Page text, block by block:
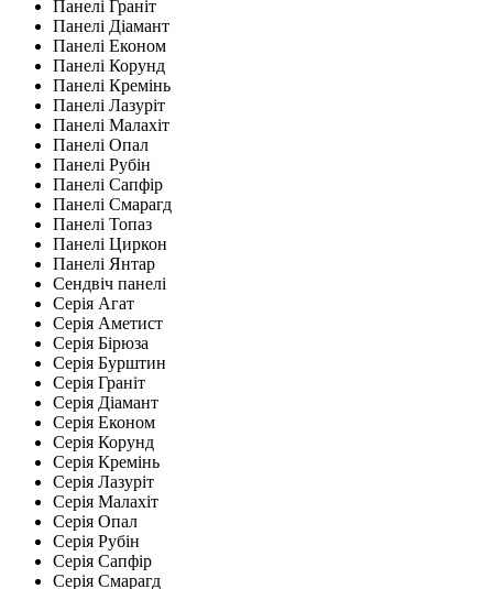
Панелі Граніт
Панелі Діамант
Панелі Економ
Панелі Корунд
Панелі Кремінь
Панелі Лазуріт
Панелі Малахіт
Панелі Опал
Панелі Рубін
Панелі Сапфір
Панелі Смарагд
Панелі Топаз
Панелі Циркон
Панелі Янтар
Сендвіч панелі
Серія Агат
Серія Аметист
Серія Бірюза
Серія Бурштин
Серія Граніт
Серія Діамант
Серія Економ
Серія Корунд
Серія Кремінь
Серія Лазуріт
Серія Малахіт
Серія Опал
Серія Рубін
Серія Сапфір
Серія Смарагд